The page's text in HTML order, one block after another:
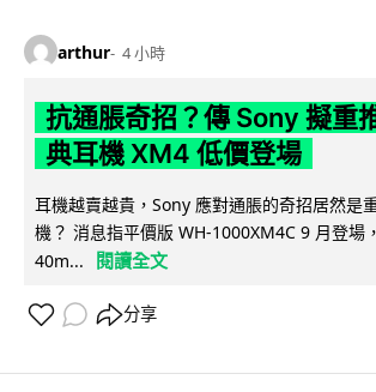
arthur 4 小時
抗通脹奇招？傳 Sony 擬重
典耳機 XM4 低價登場
耳機越賣越貴，Sony 應對通脹的奇招居然是
機？ 消息指平價版 WH-1000XM4C 9 月登場
40m...
閱讀全文
分享